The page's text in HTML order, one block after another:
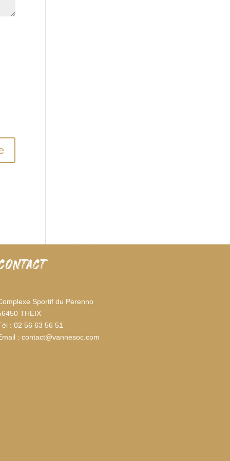
Sportif du Perenno
THEIX
: 02 56 63 56 51
: contact@vannesoc.com